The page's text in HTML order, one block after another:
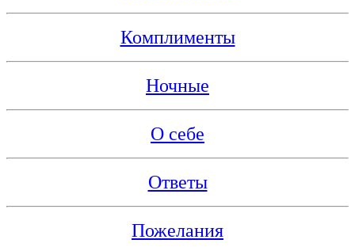
Комплименты
Ночные
О себе
Ответы
Пожелания